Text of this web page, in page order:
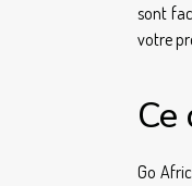
sont
votre
Go